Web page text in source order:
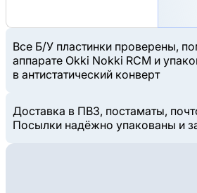
Все Б/У пластинки проверены,
аппарате Okki Nokki RCM и
в антистатический конверт
Доставка в ПВЗ, постаматы,
Посылки надёжно упакованы и